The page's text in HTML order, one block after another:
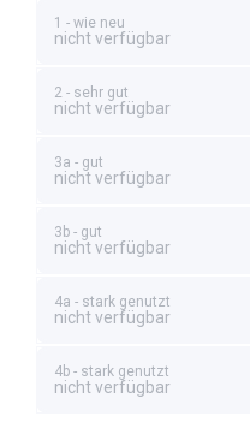
1 - wie neu
nicht verfügbar
2 - sehr gut
nicht verfügbar
3a - gut
nicht verfügbar
3b - gut
nicht verfügbar
4a - stark genutzt
nicht verfügbar
4b - stark genutzt
nicht verfügbar